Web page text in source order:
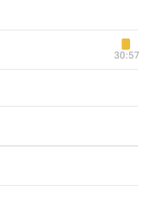
30:57